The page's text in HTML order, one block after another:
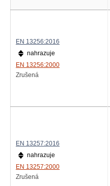
EN 13256:2016
nahrazuje
EN 13256:2000
Zrušená
EN 13257:2016
nahrazuje
EN 13257:2000
Zrušená